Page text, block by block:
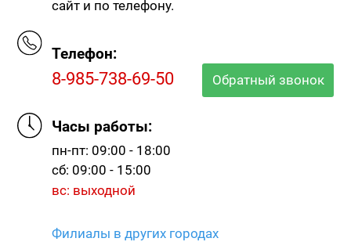
сайт и по телефону.
Телефон:
8-985-738-69-50 Обратный звонок
Часы работы:
пн-пт: 09:00 - 18:00
сб: 09:00 - 15:00
вс: выходной
Филиалы в других городах